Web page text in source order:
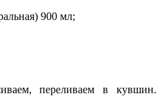
900 мл;
переливаем в кувшин.